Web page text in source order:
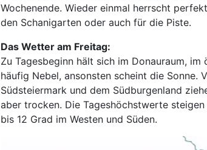
Wochenende. Wieder einmal herrscht
den Schanigarten oder auch für die Piste.
Das Wetter am Freitag:
Zu Tagesbeginn hält sich im Donauraum,
häufig Nebel, ansonsten scheint die Sonne.
Südsteiermark und dem Südburgenland
aber trocken. Die Tageshöchstwerte
bis 12 Grad im Westen und Süden.